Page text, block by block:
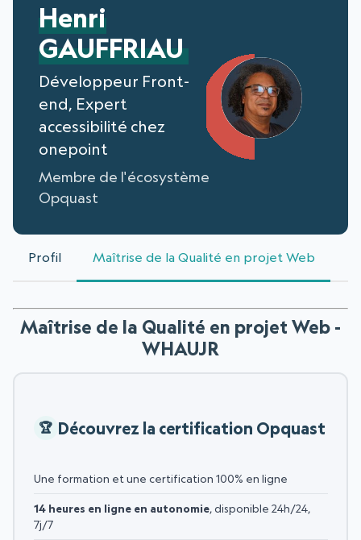
Henri
GAUFFRIAU
Développeur Front-
end, Expert
accessibilité chez
onepoint
Membre de l'écosystème
Opquast
Profil Maîtrise de la Qualité en projet Web
Maîtrise de la Qualité en projet Web -
WHAUJR
Découvrez la certification Opquast
Une formation et une certification 100% en ligne
14 heures en ligne en autonomie, disponible 24h/24,
7j/7